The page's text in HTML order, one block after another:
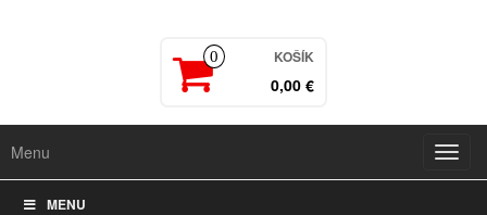
0 KOŠÍK
0,00 €
Menu
MENU